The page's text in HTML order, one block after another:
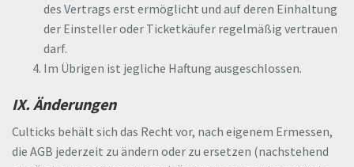
des Vertrags erst ermöglicht und auf deren Einhaltung
der Einsteller oder Ticketkäufer regelmäßig vertrauen
darf.
Im Übrigen ist jegliche Haftung ausgeschlossen.
IX. Änderungen
Culticks behält sich das Recht vor, nach eigenem Ermessen,
die AGB jederzeit zu ändern oder zu ersetzen (nachstehend